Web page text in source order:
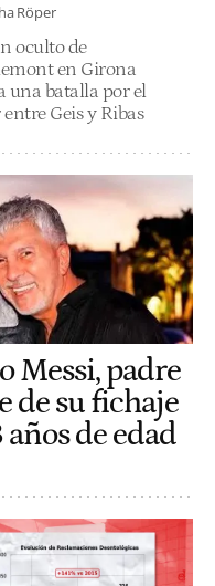
Röper
oculto de
en Girona
una batalla por el
Geis y Ribas
Messi, padre
de su fichaje
de edad